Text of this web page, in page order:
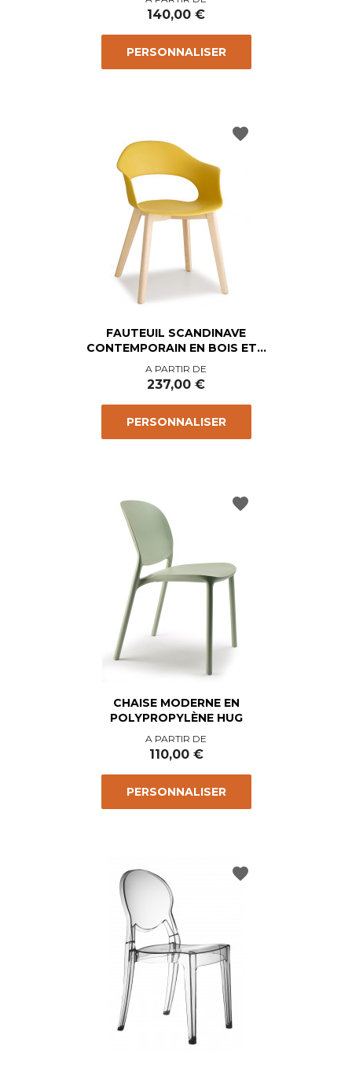
140,00 €
PERSONNALISER
FAUTEUIL SCANDINAVE
CONTEMPORAIN EN BOIS ET...
Prix
A PARTIR DE
237,00 €
PERSONNALISER
favorite
CHAISE MODERNE EN
POLYPROPYLÈNE HUG
Prix
A PARTIR DE
110,00 €
PERSONNALISER
favorite
favorite